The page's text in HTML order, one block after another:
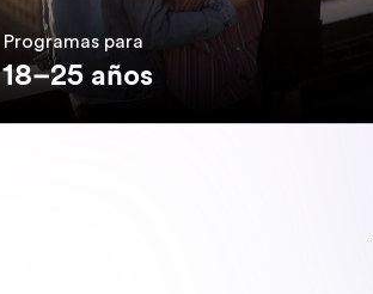
Programas para
18–25 años